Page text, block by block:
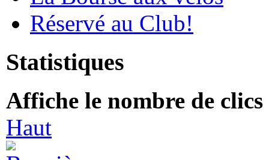
Réservé au Club!
Statistiques
Affiche le nombre de clics
Haut